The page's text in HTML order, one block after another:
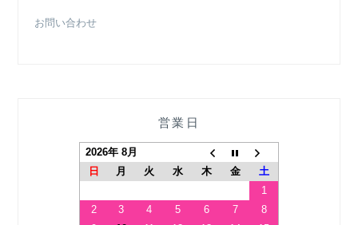
お問い合わせ
営業日
2026年 8月
日
月 火 水 木 金
土
1
2
3 4 5 6 7
8